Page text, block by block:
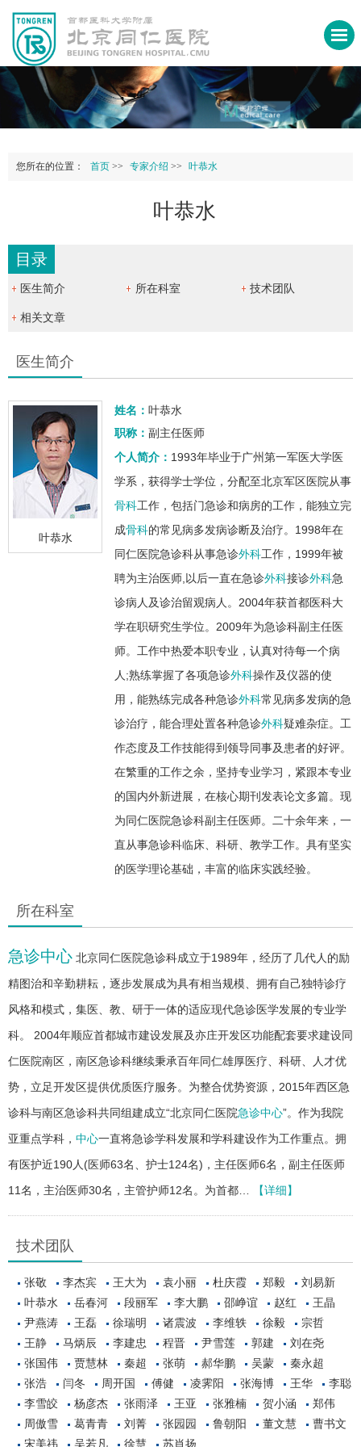
您所在的位置： 首页 >> 专家介绍 >> 叶恭水
叶恭水
目录
医生简介 所在科室 技术团队
相关文章
医生简介
叶恭水
姓名： 叶恭水
职称： 副主任医师
个人简介： 1993年毕业于广州第一军医大学医
学系，获得学士学位，分配至北京军区医院从事
骨科工作，包括门急诊和病房的工作，能独立完
成骨科的常见病多发病诊断及治疗。1998年在
同仁医院急诊科从事急诊外科工作，1999年被
聘为主治医师,以后一直在急诊外科接诊外科急
诊病人及诊治留观病人。2004年获首都医科大
学在职研究生学位。2009年为急诊科副主任医
师。工作中热爱本职专业，认真对待每一个病
人;熟练掌握了各项急诊外科操作及仪器的使
用，能熟练完成各种急诊外科常见病多发病的急
诊治疗，能合理处置各种急诊外科疑难杂症。工
作态度及工作技能得到领导同事及患者的好评。
在繁重的工作之余，坚持专业学习，紧跟本专业
的国内外新进展，在核心期刊发表论文多篇。现
为同仁医院急诊科副主任医师。二十余年来，一
直从事急诊科临床、科研、教学工作。具有坚实
的医学理论基础，丰富的临床实践经验。
所在科室
急诊中心 北京同仁医院急诊科成立于1989年，经历了几代人的励
精图治和辛勤耕耘，逐步发展成为具有相当规模、拥有自己独特诊疗
风格和模式，集医、教、研于一体的适应现代急诊医学发展的专业学
科。 2004年顺应首都城市建设发展及亦庄开发区功能配套要求建设同
仁医院南区，南区急诊科继续秉承百年同仁雄厚医疗、科研、人才优
势，立足开发区提供优质医疗服务。为整合优势资源，2015年西区急
诊科与南区急诊科共同组建成立“北京同仁医院急诊中心”。作为我院
亚重点学科， 中心一直将急诊学科发展和学科建设作为工作重点。拥
有医护近190人(医师63名、护士124名)，主任医师6名，副主任医师
11名，主治医师30名，主管护师12名。为首都…
【详细】
技术团队
张敬 李杰宾 王大为 袁小丽 杜庆霞 郑毅
刘易新
叶恭水
岳春河 段丽军 李大鹏 邵峥谊 赵红
王晶
尹燕涛
王磊 徐瑞明 诸震波 李维轶 徐毅
宗哲
王静
马炳辰 李建忠 程晋 尹雪莲 郭建
刘在尧
张国伟
贾慧林 秦超 张萌 郝华鹏 吴蒙
秦永超
张浩
闫冬 周开国 傅健 凌霁阳 张海博 王华
李聪
李雪皎
杨彦杰 张雨泽 王亚 张雅楠 贺小涵
郑伟
周傲雪
葛青青 刘菁 张园园 鲁朝阳 董文慧
曹书文
宋美祎
吴若凡 徐慧 苏肖扬